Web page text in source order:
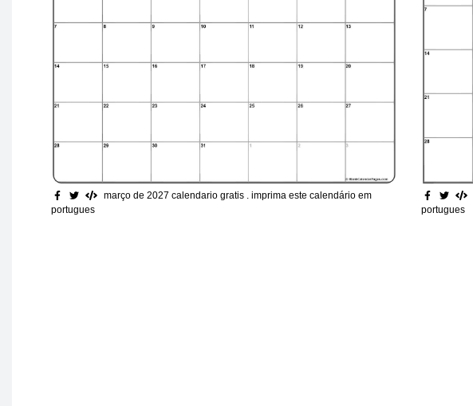
março de 2027 calendario gratis . imprima este calendário em
portugues
portugues